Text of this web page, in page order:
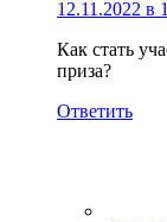
12.11.2022 в
Как стать
приза?
Ответить